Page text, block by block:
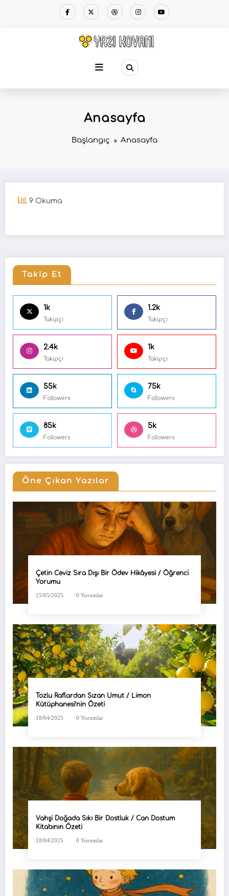
Anasayfa
Başlangıç Anasayfa
9 Okuma
Takip Et
1k
Takipçi
1.2k
Takipçi
2.4k
Takipçi
1k
Takipçi
55k
Followers
75k
Followers
85k
Followers
5k
Followers
Öne Çıkan Yazılar
Çetin Ceviz Sıra Dışı Bir Ödev Hikâyesi / Öğrenci
Yorumu
15/05/2025 0 Yorumlar
Tozlu Raflardan Sızan Umut / Limon
Kütüphanesi’nin Özeti
18/04/2025 0 Yorumlar
Vahşi Doğada Sıkı Bir Dostluk / Can Dostum
Kitabının Özeti
18/04/2025 0 Yorumlar